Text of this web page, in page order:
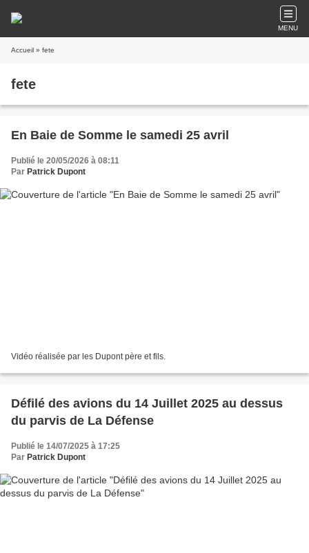
MENU
Accueil » fete
fete
En Baie de Somme le samedi 25 avril
Publié le 20/05/2026 à 08:11
Par Patrick Dupont
Vidéo réalisée par les Dupont père et fils.
Défilé des avions du 14 Juillet 2025 au dessus
du parvis de La Défense
Publié le 14/07/2025 à 17:25
Par Patrick Dupont